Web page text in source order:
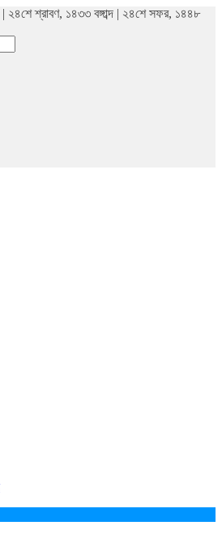
২৪শে শ্রাবণ, ১৪৩৩ বঙ্গাব্দ | ২৪শে সফর, ১৪৪৮